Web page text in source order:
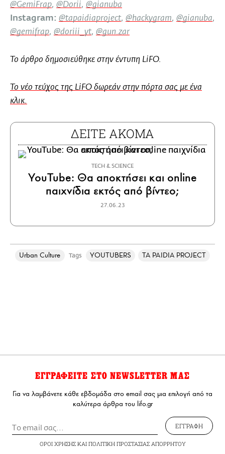
@GemiFrap, @Dorii, @gianuba
Instagram: @tapaidiaproject, @hackygram, @gianuba,
@gemifrap, @doriii_yt, @gun.zar
Το άρθρο δημοσιεύθηκε στην έντυπη LiFO.
To νέο τεύχος της LiFO δωρεάν στην πόρτα σας με ένα
κλικ.
ΔΕΙΤΕ ΑΚΟΜΑ
ΤECH & SCIENCE
YouTube: Θα αποκτήσει και online
παιχνίδια εκτός από βίντεο;
27.06.23
Urban Culture Tags YOUTUBERS TA PAIDIA PROJECT
ΕΓΓΡΑΦΕΙΤΕ ΣΤΟ NEWSLETTER ΜΑΣ
Για να λαμβάνετε κάθε εβδομάδα στο email σας μια επιλογή από τα
καλύτερα άρθρα του lifo.gr
ΕΓΓΡΑΦΗ
ΟΡΟΙ ΧΡΗΣΗΣΚΑΙ ΠΟΛΙΤΙΚΗ ΠΡΟΣΤΑΣΙΑΣ ΑΠΟΡΡΗΤΟΥ